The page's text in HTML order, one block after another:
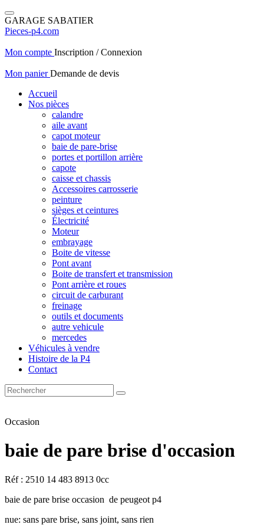
GARAGE SABATIER
Pieces-p4.com
Mon compte Inscription / Connexion
Mon panierDemande de devis
Accueil
Nos pièces
calandre
aile avant
capot moteur
baie de pare-brise
portes et portillon arrière
capote
caisse et chassis
Accessoires carrosserie
peinture
sièges et ceintures
Électricité
Moteur
embrayage
Boite de vitesse
Pont avant
Boite de transfert et transmission
Pont arrière et roues
circuit de carburant
freinage
outils et documents
autre vehicule
mercedes
Véhicules à vendre
Histoire de la P4
Contact
Occasion
baie de pare brise d'occasion
Réf : 2510 14 483 8913 0cc
baie de pare brise occasion de peugeot p4
nue: sans pare brise, sans joint, sans rien